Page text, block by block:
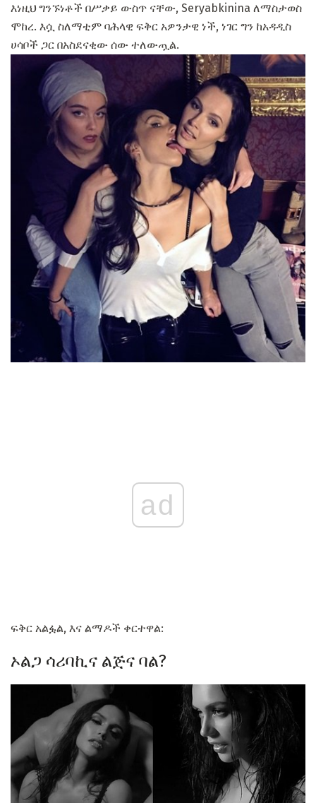
እነዚህ ግንኙነቶች በሥቃይ ውስጥ ናቸው, Seryabkinina ለማስታወስ
ሞከረ. እሷ ስለማቲም ባሕላዊ ፍቅር አዎንታዊ ነች, ነገር ግን ከአዳዲስ
ሀሳቦች ጋር በአስደናቂው ሰው ተለውጧል.
ad
ፍቅር አልፏል, እና ልማዶች ቀርተዋል:
ኦልጋ ሳሪባኪና ልጅና ባል?